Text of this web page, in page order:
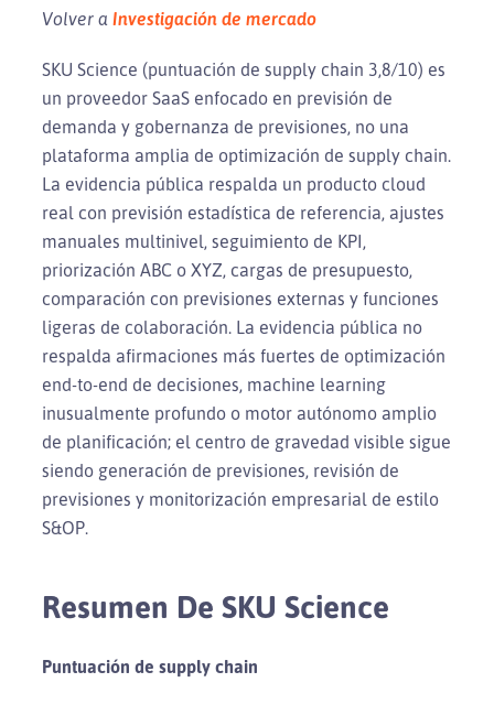
Volver a Investigación de mercado
SKU Science (puntuación de supply chain 3,8/10) es
un proveedor SaaS enfocado en previsión de
demanda y gobernanza de previsiones, no una
plataforma amplia de optimización de supply chain.
La evidencia pública respalda un producto cloud
real con previsión estadística de referencia, ajustes
manuales multinivel, seguimiento de KPI,
priorización ABC o XYZ, cargas de presupuesto,
comparación con previsiones externas y funciones
ligeras de colaboración. La evidencia pública no
respalda afirmaciones más fuertes de optimización
end-to-end de decisiones, machine learning
inusualmente profundo o motor autónomo amplio
de planificación; el centro de gravedad visible sigue
siendo generación de previsiones, revisión de
previsiones y monitorización empresarial de estilo
S&OP.
Resumen De SKU Science
Puntuación de supply chain